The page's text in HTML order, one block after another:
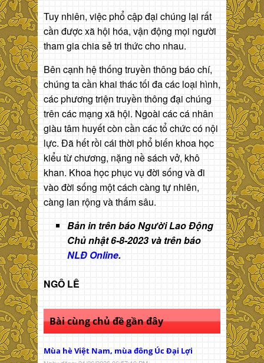
Tuy nhiên, việc phổ cập đại chúng lại rất
cần được xã hội hóa, vận động mọi người
tham gia chia sẻ tri thức cho nhau.
Bên cạnh hệ thống truyền thông báo chí,
chúng ta cần khai thác tối đa các loại hình,
các phương triện truyền thông đại chúng
trên các mạng xã hội. Ngoài các cá nhân
giàu tâm huyết còn cần các tổ chức có nội
lực. Đã hết rồi cái thời phổ biến khoa học
kiểu từ chương, nặng nề sách vở, khô
khan. Khoa học phục vụ đời sống và đi
vào đời sống một cách càng tự nhiên,
càng lan rộng và thấm sâu.
Bản in trên báo Người Lao Động
Chủ nhật 6-8-2023 và trên báo
NLĐ Online.
NGÔ LÊ
Bài cùng chủ đề gần đây
Mùa hè Việt Nam, mùa đông Úc Đại Lợi